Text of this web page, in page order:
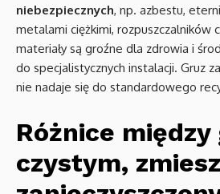
niebezpiecznych, np. azbestu,
metalami ciężkimi, rozpuszczalników
materiały są groźne dla zdrowia i
do specjalistycznych instalacji. Gruz
nie nadaje się do standardowego
Różnice między
czystym,